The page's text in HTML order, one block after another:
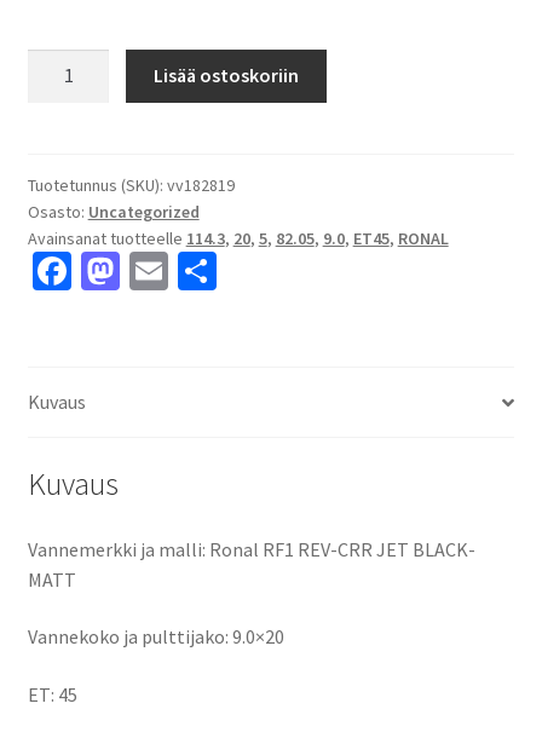
JET
BLACK-
MATT
9.0x20"
määrä
Lisää ostoskoriin
Tuotetunnus (SKU): vv182819
Osasto: Uncategorized
Avainsanat tuotteelle 114.3, 20, 5, 82.05, 9.0, ET45, RONAL
Fa
o
M E S
Kuvaus
Kuvaus
Vannemerkki ja malli: Ronal RF1 REV-CRR JET BLACK-
MATT
Vannekoko ja pulttijako: 9.0×20
ET: 45